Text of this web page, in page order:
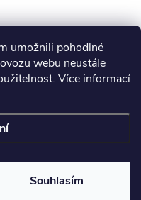
umožnili pohodlné
webu neustále
Více informací
Souhlasím